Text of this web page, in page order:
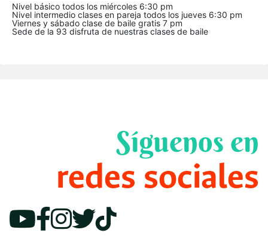
Nivel básico todos los miércoles 6:30 pm
Nivel intermedio clases en pareja todos los jueves 6:30 pm
Viernes y sábado clase de baile gratis 7 pm
Sede de la 93 disfruta de nuestras clases de baile
Síguenos en
redes sociales